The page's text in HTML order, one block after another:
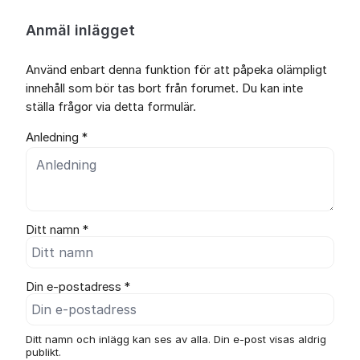
Anmäl inlägget
Använd enbart denna funktion för att påpeka olämpligt
innehåll som bör tas bort från forumet. Du kan inte
ställa frågor via detta formulär.
Anledning *
Ditt namn *
Din e-postadress *
Ditt namn och inlägg kan ses av alla. Din e-post visas aldrig
publikt.